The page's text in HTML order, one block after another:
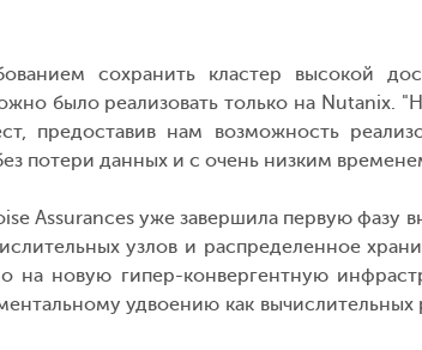
сохранить кластер высокой
было реализовать только на Nutanix.
предоставив нам возможность
потери данных и с очень низким
Assurances уже завершила первую фазу
узлов и распределенное
новую гипер-конвергентную
удвоению как